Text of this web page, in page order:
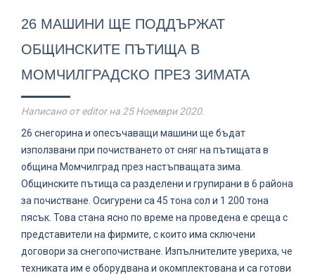
26 МАШИНИ ЩЕ ПОДДЪРЖАТ
ОБЩИНСКИТЕ ПЪТИЩА В
МОМЧИЛГРАДСКО ПРЕЗ ЗИМАТА
Написано от editor на 25 Ноември 2020.
26 снегорина и опесъчаващи машини ще бъдат
използвани при почистването от сняг на пътищата в
община Момчилград през настъпващата зима.
Общинските пътища са разделени и групирани в 6 района
за почистване. Осигурени са 45 тона сол и 1 200 тона
пясък. Това стана ясно по време на проведена е среща с
представители на фирмите, с които има сключени
договори за снегопочистване. Изпълнителите увериха, че
техниката им е оборудвана и окомплектована и са готови